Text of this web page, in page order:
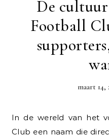
De
Football
maart 14,
In de wereld van het voetbal is Chelsea Football
Club een naam die